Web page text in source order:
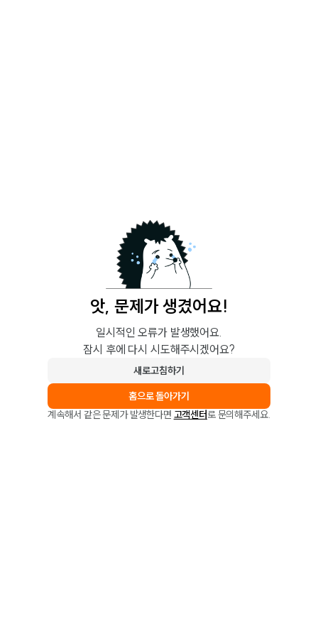
앗, 문제가 생겼어요!
일시적인 오류가 발생했어요.
잠시 후에 다시 시도해주시겠어요?
새로고침하기
홈으로 돌아가기
계속해서 같은 문제가 발생한다면 고객센터로 문의해주세요.